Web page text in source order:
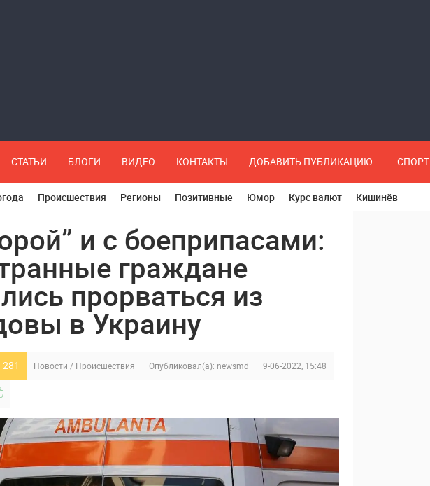
СТАТЬИ БЛОГИ ВИДЕО КОНТАКТЫ ДОБАВИТЬ ПУБЛИКАЦИЮ СПОРТ
Происшествия Регионы Позитивные Юмор Курс валют Кишинёв
и с боеприпасами:
граждане
прорваться из
в Украину
281 Новости / Происшествия Опубликовал(а): newsmd 9-06-2022, 15:48